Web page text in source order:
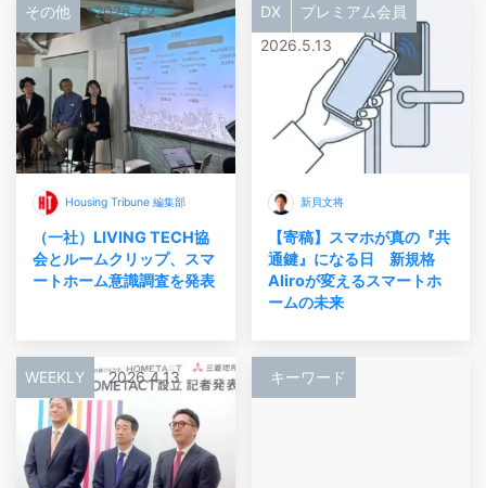
その他 2026.7.2
Housing Tribune 編集部
（一社）LIVING TECH協
会とルームクリップ、スマ
ートホーム意識調査を発表
DX
プレミアム会員
2026.5.13
新貝文将
【寄稿】スマホが真の『共
通鍵』になる日 新規格
Aliroが変えるスマートホ
ームの未来
WEEKLY 2026.4.13 キーワード